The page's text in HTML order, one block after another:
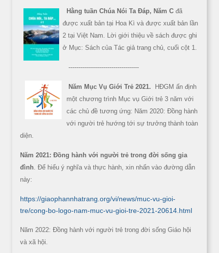
Hằng tuần Chúa Nói Ta Đáp, Năm C đã
được xuất bản tại Hoa Kì và được xuất bản lần
2 tại Việt Nam. Lời giới thiệu về sách được ghi
ở Mục: Sách của Tác giả trang chủ, cuối cột 1.
------------------------------------
Năm Mục Vụ Giới Trẻ 2021.
HĐGM ấn định
một chương trình Mục vụ Giới trẻ 3 năm với
các chủ đề tương ứng: Năm 2020: Đồng hành
với người trẻ hướng tới sự trưởng thành toàn
diện.
Năm 2021: Đồng hành với người trẻ trong đời sống gia
đình. Để hiểu ý nghĩa và thực hành, xin nhấn vào đường dẫn
này:
https://giaophannhatrang.org/vi/news/muc-vu-gioi-
tre/cong-bo-logo-nam-muc-vu-gioi-tre-2021-20614.html
Năm 2022: Đồng hành với người trẻ trong đời sống Giáo hội
và xã hội.